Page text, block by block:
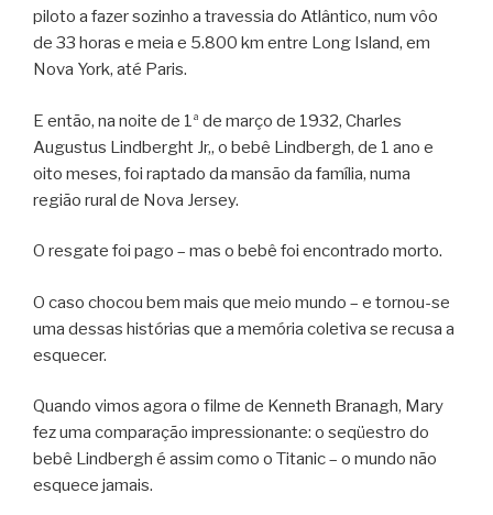
piloto a fazer sozinho a travessia do Atlântico, num vôo
de 33 horas e meia e 5.800 km entre Long Island, em
Nova York, até Paris.
E então, na noite de 1ª de março de 1932, Charles
Augustus Lindberght Jr,, o bebê Lindbergh, de 1 ano e
oito meses, foi raptado da mansão da família, numa
região rural de Nova Jersey.
O resgate foi pago – mas o bebê foi encontrado morto.
O caso chocou bem mais que meio mundo – e tornou-se
uma dessas histórias que a memória coletiva se recusa a
esquecer.
Quando vimos agora o filme de Kenneth Branagh, Mary
fez uma comparação impressionante: o seqüestro do
bebê Lindbergh é assim como o Titanic – o mundo não
esquece jamais.